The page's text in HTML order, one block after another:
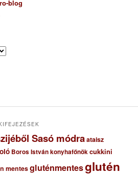
blog
Sasó módraataisz
Boros István konyhafőnökcukkini
mentesgluténmentesglutén